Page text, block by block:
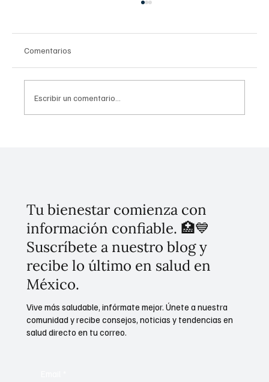
Comentarios
Escribir un comentario...
Tu bienestar comienza con
información confiable. 🏥💙
Suscríbete a nuestro blog y
recibe lo último en salud en
México.
Vive más saludable, infórmate mejor. Únete a nuestra
comunidad y recibe consejos, noticias y tendencias en
salud directo en tu correo.